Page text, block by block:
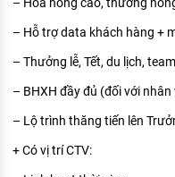
– Hỗ trợ data khách hàng +
– Thưởng lễ, Tết, du lịch,
– BHXH đầy đủ (đối với
– Lộ trình thăng tiến lên
+ Có vị trí CTV: